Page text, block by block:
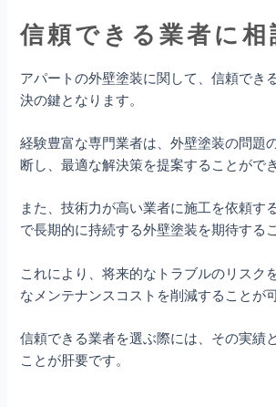
信頼できる業者に相
アパートの外壁塗装に関して、信頼でき
決の鍵となります。
経験豊富な専門業者は、外壁塗装の問題
断し、最適な解決策を提案することができ
また、技術力が高い業者に施工を依頼す
で長期的に持続する外壁塗装を期待する
これにより、将来的なトラブルのリスク
なメンテナンスコストを削減することが
信頼できる業者を選ぶ際には、その実績
ことが肝要です。